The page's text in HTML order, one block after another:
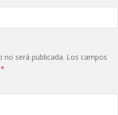
no será publicada. Los campos
*